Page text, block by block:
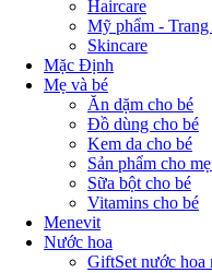
Haircare
Mỹ phẩm - Trang
Skincare
Mặc Định
Mẹ và bé
Ăn dặm cho bé
Đồ dùng cho bé
Kem da cho bé
Sản phẩm cho
Sữa bột cho bé
Vitamins cho bé
Menevit
Nước hoa
GiftSet nước hoa